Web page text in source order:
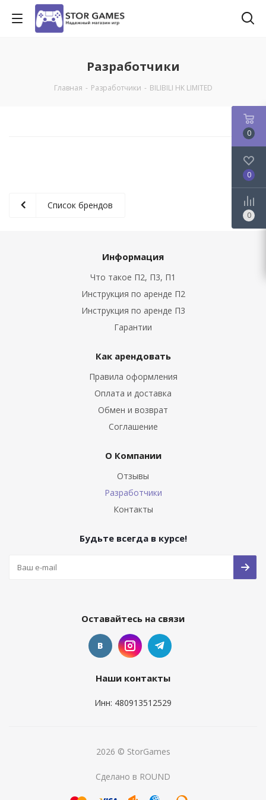
Разработчики
Главная - Разработчики - BILIBILI HK LIMITED
Список брендов
Информация
Что такое П2, П3, П1
Инструкция по аренде П2
Инструкция по аренде П3
Гарантии
Как арендовать
Правила оформления
Оплата и доставка
Обмен и возврат
Соглашение
О Компании
Отзывы
Разработчики
Контакты
Будьте всегда в курсе!
Оставайтесь на связи
Наши контакты
Инн: 480913512529
2026 © StorGames
Сделано в ROUND
0
0
0